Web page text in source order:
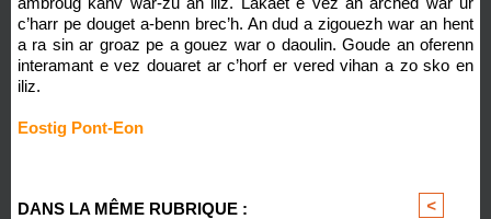
c’harr pe douget a-benn brec’h. An dud a zigouezh war an hent
a ra sin ar groaz pe a gouez war o daoulin. Goude an oferenn
interamant e vez douaret ar c’horf er vered vihan a zo sko en
iliz.
Eostig Pont-Eon
DANS LA MÊME RUBRIQUE : <